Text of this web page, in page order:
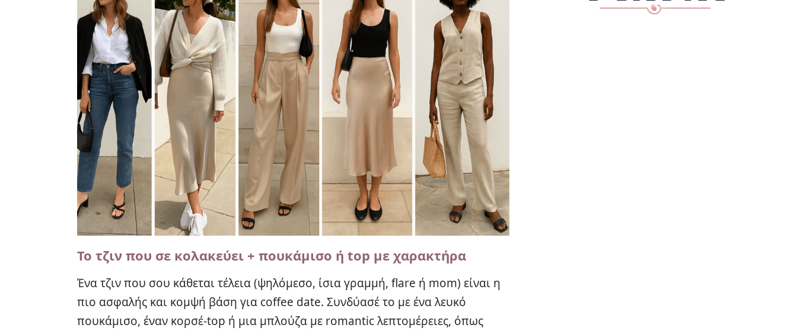
Το τζιν που σε κολακεύει + πουκάμισο ή top με χαρακτήρα
Ένα τζιν που σου κάθεται τέλεια (ψηλόμεσο, ίσια γραμμή, flare ή mom) είναι η
πιο ασφαλής και κομψή βάση για coffee date. Συνδύασέ το με ένα λευκό
πουκάμισο, έναν κορσέ-top ή μια μπλούζα με romantic λεπτομέρειες, όπως